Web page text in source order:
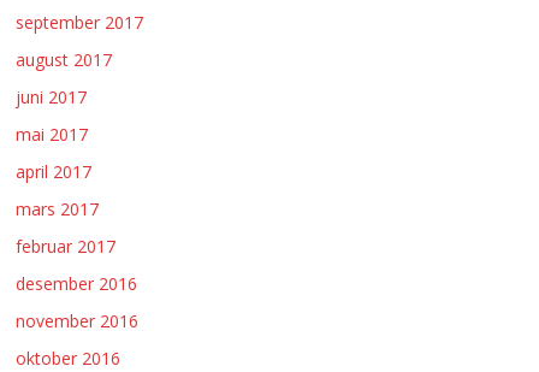
september 2017
august 2017
juni 2017
mai 2017
april 2017
mars 2017
februar 2017
desember 2016
november 2016
oktober 2016